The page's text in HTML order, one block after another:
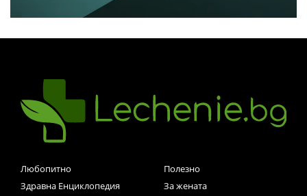
Любопитно
Полезно
Здравна Енциклопедия
За жената